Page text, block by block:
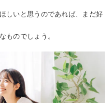
しいと思うのであれば、まだ好
ものでしょう。